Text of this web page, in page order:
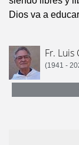
Dios va a
Fr. Luis
(1941 -